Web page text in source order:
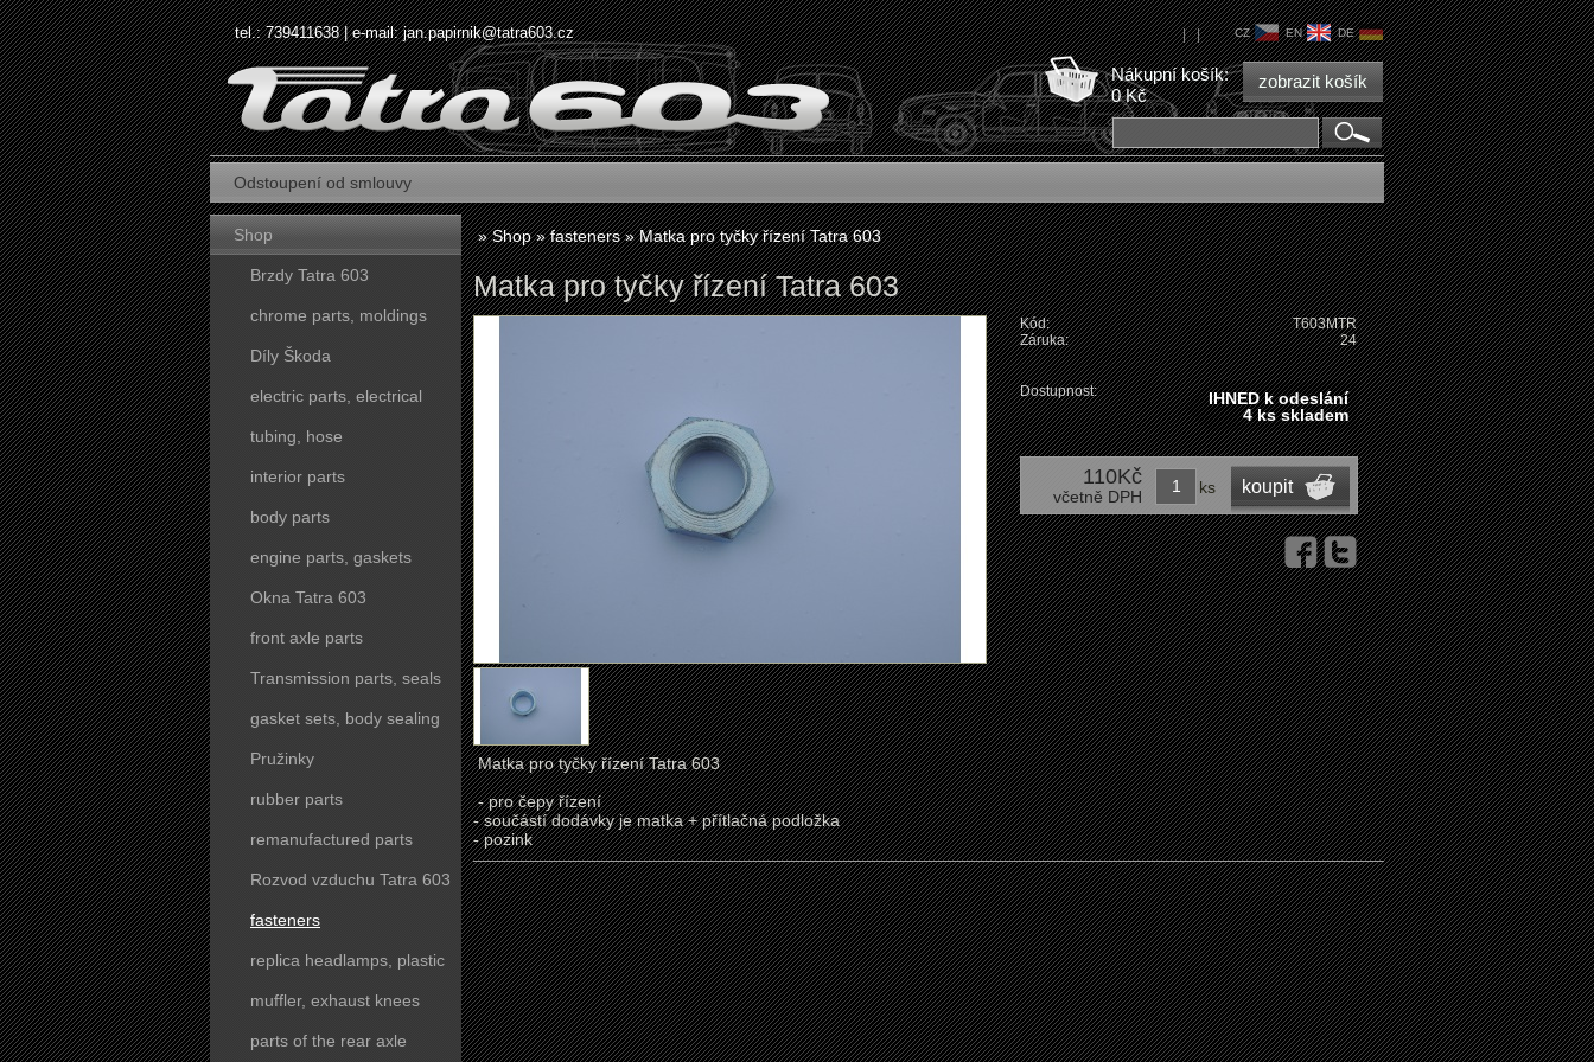
tel.: 739411638 | e-mail:jan.papirnik@tatra603.cz CZ EN DE
||
Nákupní košík:
0 Kč
zobrazit košík
Odstoupení od smlouvy
Shop
Brzdy Tatra 603
chrome parts, moldings
Díly Škoda
electric parts, electrical
tubing, hose
interior parts
body parts
engine parts, gaskets
Okna Tatra 603
front axle parts
Transmission parts, seals
gasket sets, body sealing
Pružinky
rubber parts
remanufactured parts
Rozvod vzduchu Tatra 603
fasteners
replica headlamps, plastic
parts
muffler, exhaust knees
parts of the rear axle
»Shop»fasteners»Matka pro tyčky řízení Tatra 603
Matka pro tyčky řízení Tatra 603
Kód:
T603MTR
Záruka:
24
Dostupnost:
IHNED k odeslání
4 ks skladem
110Kč
včetně DPH ks koupit
Matka pro tyčky řízení Tatra 603
- pro čepy řízení
- součástí dodávky je matka + přítlačná podložka
- pozink